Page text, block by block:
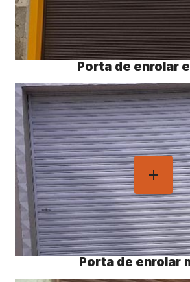
Porta de enrolar
Porta de enrolar